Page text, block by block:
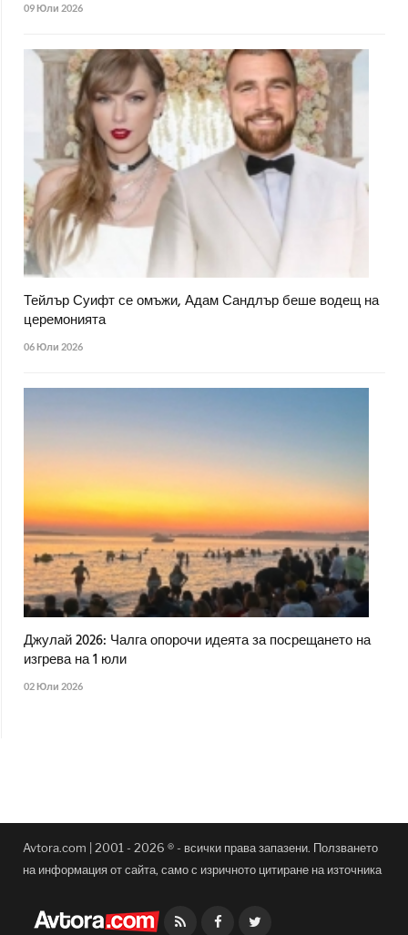
09 Юли 2026
Тейлър Суифт се омъжи, Адам Сандлър беше водещ на
церемонията
06 Юли 2026
Джулай 2026: Чалга опорочи идеята за посрещането на
изгрева на 1 юли
02 Юли 2026
Avtora.com | 2001 - 2026 ® - всички права запазени. Ползването
на информация от сайта, само с изричното цитиране на източника
Facebook